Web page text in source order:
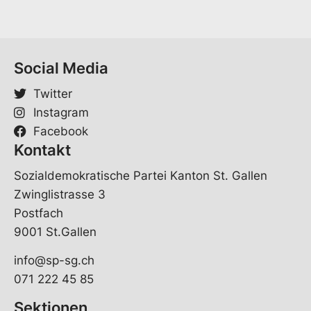
Social Media
Twitter
Instagram
Facebook
Kontakt
Sozialdemokratische Partei Kanton St. Gallen
Zwinglistrasse 3
Postfach
9001 St.Gallen
info@sp-sg.ch
071 222 45 85